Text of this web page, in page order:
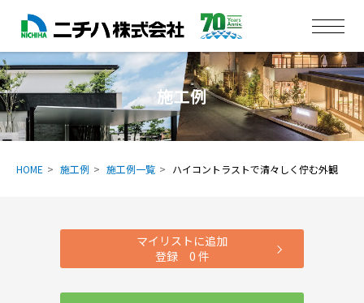
施工例
HOME 施工例 施工例一覧 ハイコントラストで清々しく佇む外観
マイリストに追加
登録 0 件